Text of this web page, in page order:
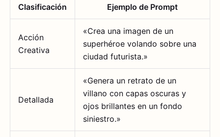
Clasificación Ejemplo de Prompt
Acción
Creativa
«Crea una imagen de un
superhéroe volando sobre una
ciudad futurista.»
Detallada
«Genera un retrato de un
villano con capas oscuras y
ojos brillantes en un fondo
siniestro.»